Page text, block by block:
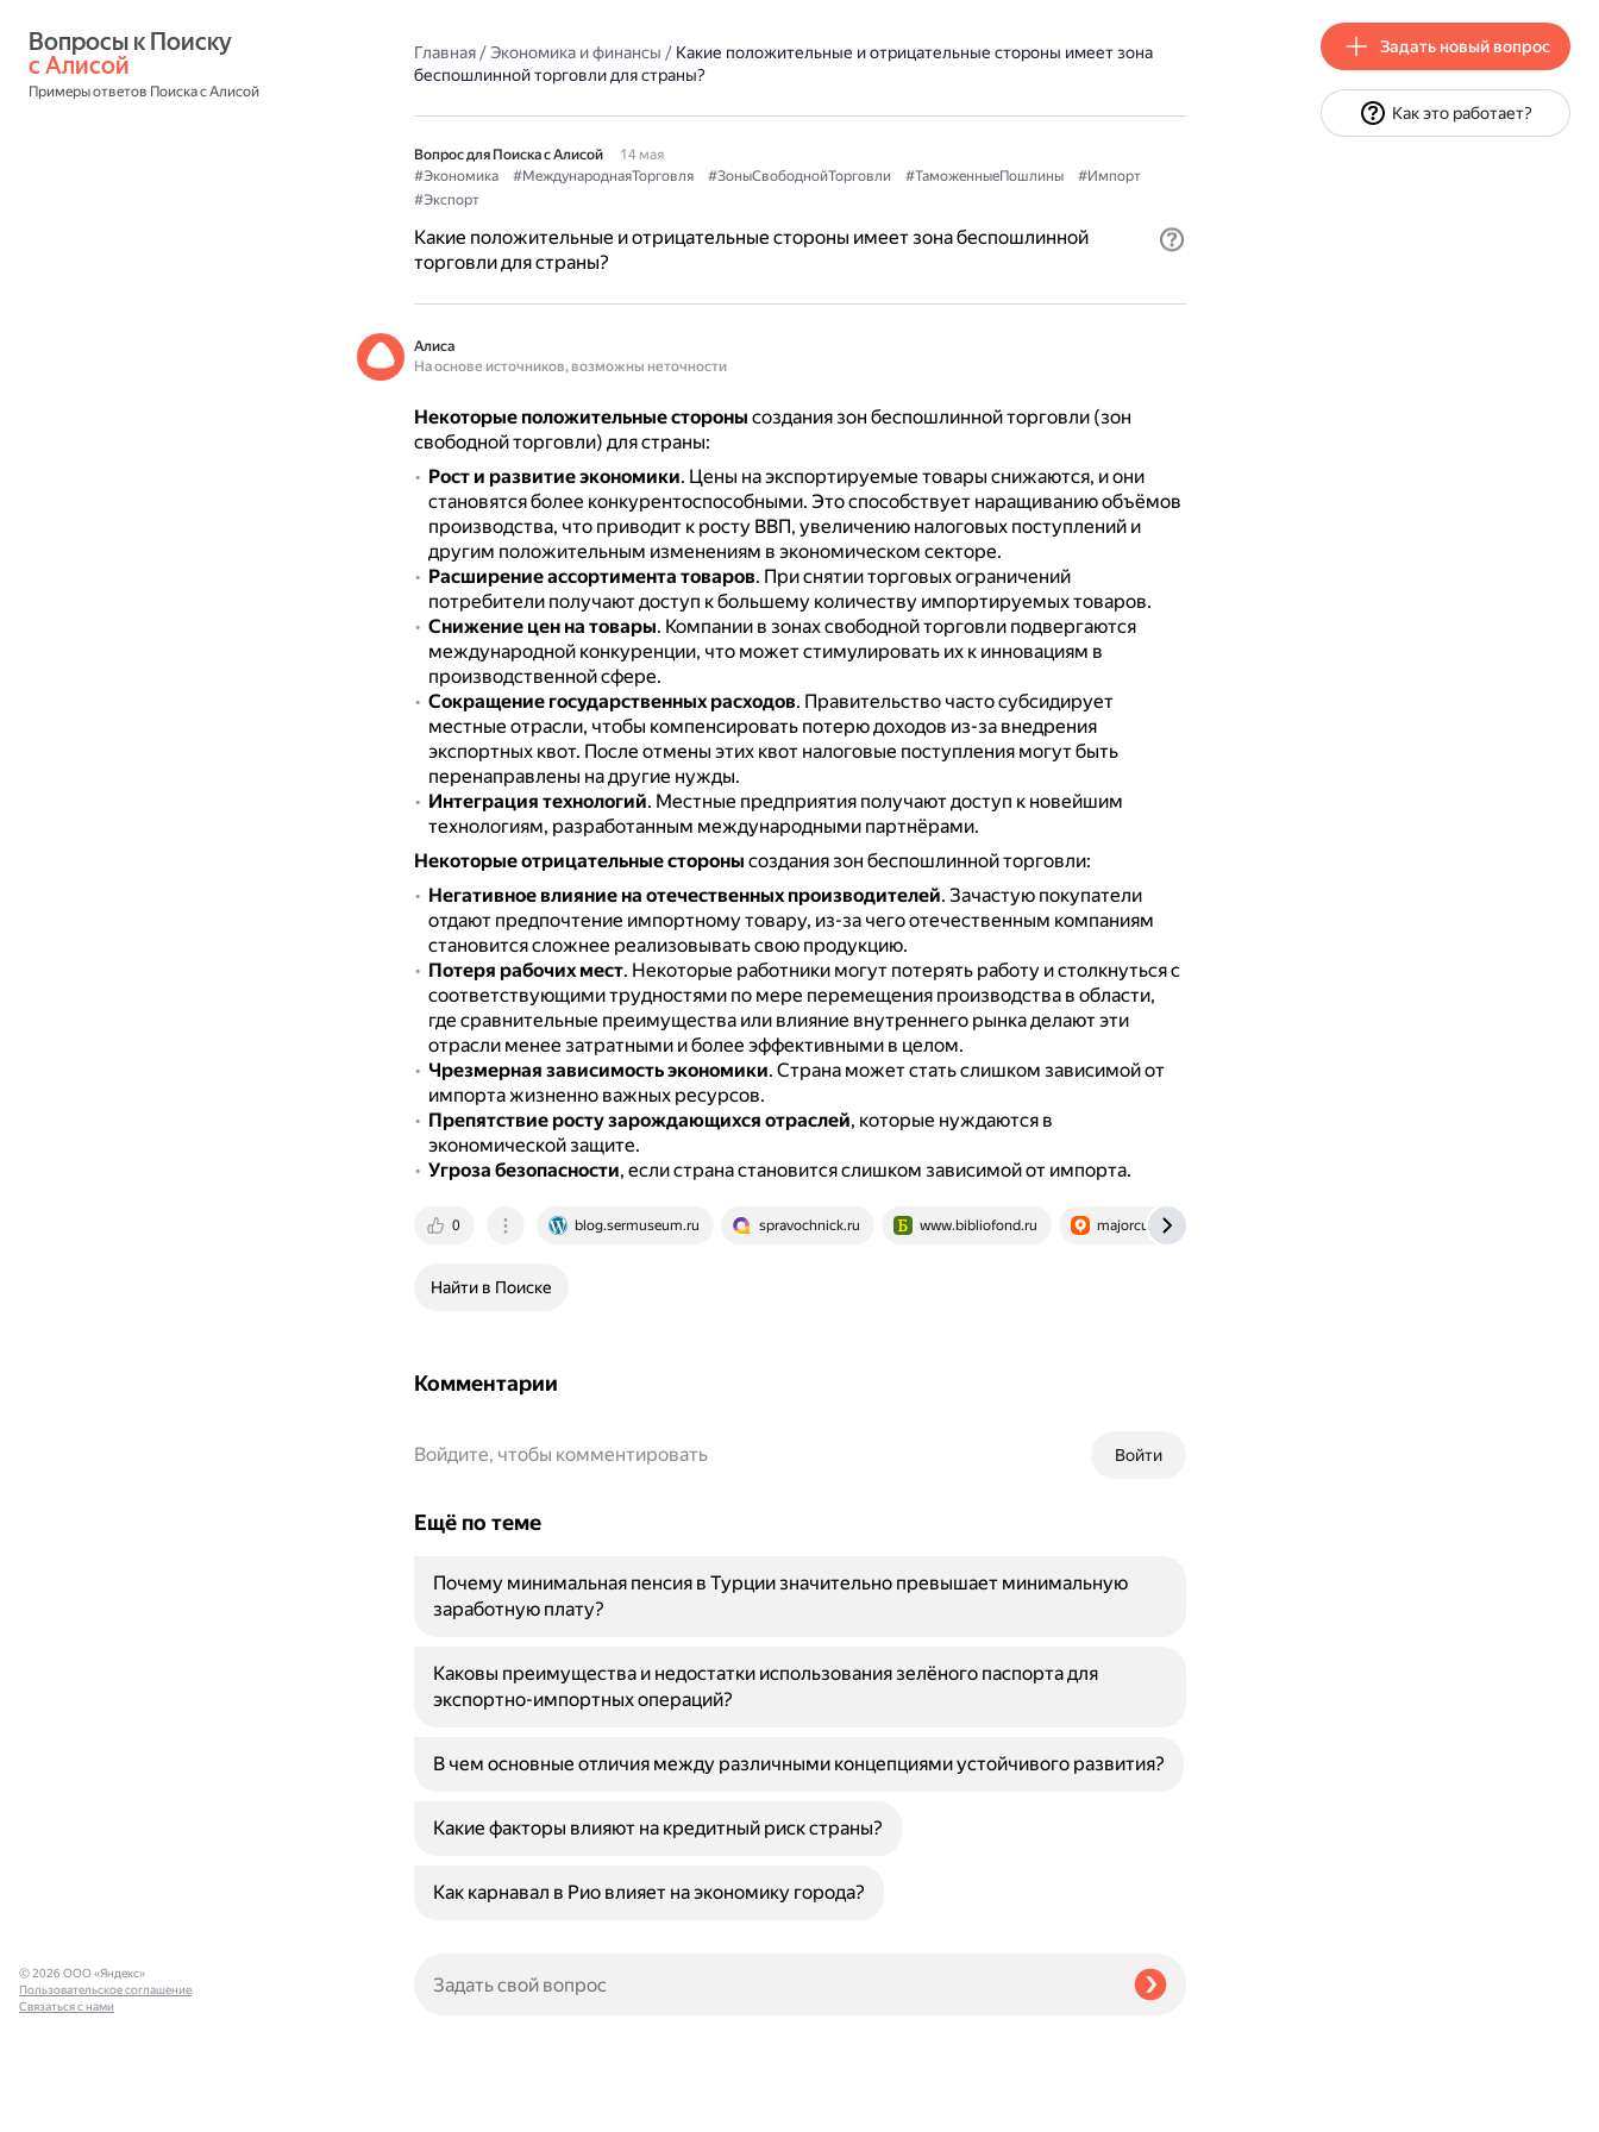
с Алисой
Примеры ответов Поиска с Алисой
Главная/Экономика и финансы / Какие положительные и отрицательные стороны имеет зона
беспошлинной торговли для страны?
Вопрос для Поиска с Алисой
14 мая
#Экономика
#МеждународнаяТорговля #ЗоныСвободнойТорговли #ТаможенныеПошлины
#Импорт
#Экспорт
Какие положительные и отрицательные стороны имеет зона беспошлинной
торговли для страны?
Алиса
На основе источников, возможны неточности
Некоторые положительные стороны создания зон беспошлинной торговли (зон
свободной торговли) для страны:
Рост и развитие экономики. Цены на экспортируемые товары снижаются, и они
становятся более конкурентоспособными. Это способствует наращиванию объёмов
производства, что приводит к росту ВВП, увеличению налоговых поступлений и
другим положительным изменениям в экономическом секторе.
Расширение ассортимента товаров. При снятии торговых ограничений
потребители получают доступ к большему количеству импортируемых товаров.
Снижение цен на товары. Компании в зонах свободной торговли подвергаются
международной конкуренции, что может стимулировать их к инновациям в
производственной сфере.
Сокращение государственных расходов. Правительство часто субсидирует
местные отрасли, чтобы компенсировать потерю доходов из-за внедрения
экспортных квот. После отмены этих квот налоговые поступления могут быть
перенаправлены на другие нужды.
Интеграция технологий. Местные предприятия получают доступ к новейшим
технологиям, разработанным международными партнёрами.
Некоторые отрицательные стороны создания зон беспошлинной торговли:
Негативное влияние на отечественных производителей. Зачастую покупатели
отдают предпочтение импортному товару, из-за чего отечественным компаниям
становится сложнее реализовывать свою продукцию.
Потеря рабочих мест. Некоторые работники могут потерять работу и столкнуться с
соответствующими трудностями по мере перемещения производства в области,
где сравнительные преимущества или влияние внутреннего рынка делают эти
отрасли менее затратными и более эффективными в целом.
Чрезмерная зависимость экономики. Страна может стать слишком зависимой от
импорта жизненно важных ресурсов.
Препятствие росту зарождающихся отраслей, которые нуждаются в
экономической защите.
Угроза безопасности, если страна становится слишком зависимой от импорта.
0 blog.sermuseum.ru spravochnick.ru www.bibliofond.ru majorcustoms.ru
Найти в Поиске
Комментарии
Войти
Войдите, чтобы комментировать
Ещё по теме
Почему минимальная пенсия в Турции значительно превышает минимальную
заработную плату?
Каковы преимущества и недостатки использования зелёного паспорта для
экспортно-импортных операций?
В чем основные отличия между различными концепциями устойчивого развития?
Какие факторы влияют на кредитный риск страны?
Как карнавал в Рио влияет на экономику города?
© 2026 ООО «Яндекс»
Пользовательское соглашение
Связаться с нами
Задать новый вопрос
Как это работает?